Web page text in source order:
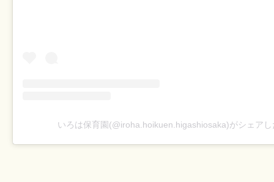
いろは保育園(@iroha.hoikuen.higashiosaka)がシェア